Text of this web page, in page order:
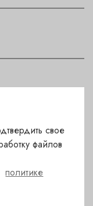
свое
файлов
политике